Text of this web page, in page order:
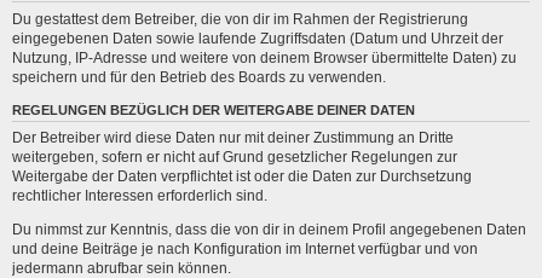
Du gestattest dem Betreiber, die von dir im Rahmen der Registrierung
eingegebenen Daten sowie laufende Zugriffsdaten (Datum und Uhrzeit der
Nutzung, IP-Adresse und weitere von deinem Browser übermittelte Daten) zu
speichern und für den Betrieb des Boards zu verwenden.
REGELUNGEN BEZÜGLICH DER WEITERGABE DEINER DATEN
Der Betreiber wird diese Daten nur mit deiner Zustimmung an Dritte
weitergeben, sofern er nicht auf Grund gesetzlicher Regelungen zur
Weitergabe der Daten verpflichtet ist oder die Daten zur Durchsetzung
rechtlicher Interessen erforderlich sind.
Du nimmst zur Kenntnis, dass die von dir in deinem Profil angegebenen Daten
und deine Beiträge je nach Konfiguration im Internet verfügbar und von
jedermann abrufbar sein können.